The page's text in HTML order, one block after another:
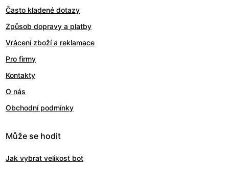
Často kladené dotazy
Způsob dopravy a platby
Vrácení zboží a reklamace
Pro firmy
Kontakty
O nás
Obchodní podmínky
Může se hodit
Jak vybrat velikost bot